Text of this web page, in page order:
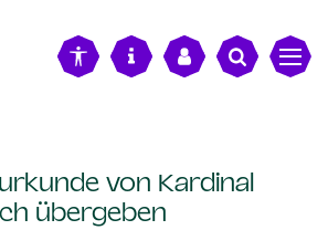
von Kardinal
übergeben